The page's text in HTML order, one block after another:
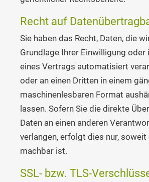
Recht auf
Sie haben das Recht, Daten, die
Grundlage Ihrer Einwilligung oder
eines Vertrags automatisiert
oder an einen Dritten in einem
maschinenlesbaren Format
lassen. Sofern Sie die direkte
Daten an einen anderen
verlangen, erfolgt dies nur,
machbar ist.
SSL- bzw. TLS-